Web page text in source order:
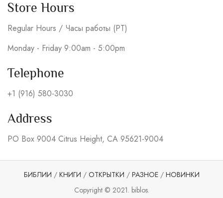
Store Hours
Regular Hours / Часы работы (PT)
Monday - Friday 9:00am - 5:00pm
Telephone
+1 (916) 580-3030
Address
PO Box 9004 Citrus Height, CA 95621-9004
БИБЛИИ / КНИГИ / ОТКРЫТКИ / РАЗНОЕ/ НОВИНКИ
Copyright © 2021. biblos.